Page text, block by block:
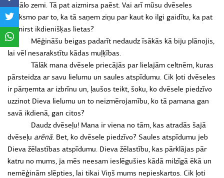
šo tālo zemi. Tā pat aizmirsa paēst. Vai arī mūsu dvēseles
nelīksmo par to, ka tā saņem ziņu par kaut ko ilgi gaidītu, ka pat
aizmirst ikdienišķas lietas?
Mēģināšu beigas padarīt nedaudz īsākās kā biju plānojis,
lai vēl nesarakstītu kādas muļķības.
Tālāk mana dvēsele priecājās par lielajām celtnēm, kuras
pārsteidza ar savu lielumu un saules atspīdumu. Cik ļoti dvēseles
ir pārņemta ar izbrīnu un, ļaušos teikt, šoku, ko dvēsele piedzīvo
uzzinot Dieva lielumu un to neizmērojamību, ko tā pamana gan
savā ikdienā, gan citos?
Daudz dvēseļu! Mana ir viena no tām, kas atradās šajā
dvēseļu arēnā. Bet, ko dvēsele piedzīvo? Saules atspīdumu jeb
Dieva žēlastības atspīdumu. Dieva žēlastību, kas pārklājas pār
katru no mums, ja mēs neesam ieslēgušies kādā milzīgā ēkā un
nemēģinām slēpties, lai tikai Viņš mums nepieskartos. Cik ļoti